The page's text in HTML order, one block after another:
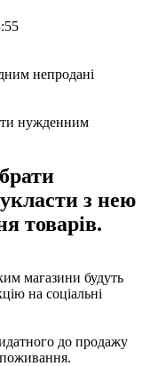
нужденним
з нею
товарів.
магазини будуть
на соціальні
до продажу